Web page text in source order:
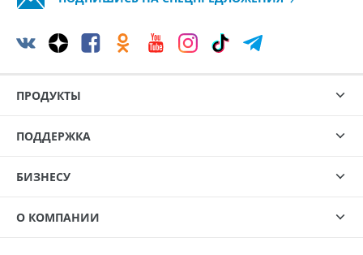
ПРОДУКТЫ
ПОДДЕРЖКА
БИЗНЕСУ
О КОМПАНИИ